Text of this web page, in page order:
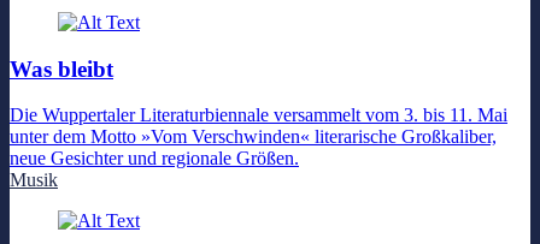
Was bleibt
Die Wuppertaler Literaturbiennale versammelt vom 3. bis 11. Mai
unter dem Motto »Vom Verschwinden« literarische Großkaliber,
neue Gesichter und regionale Größen.
Musik